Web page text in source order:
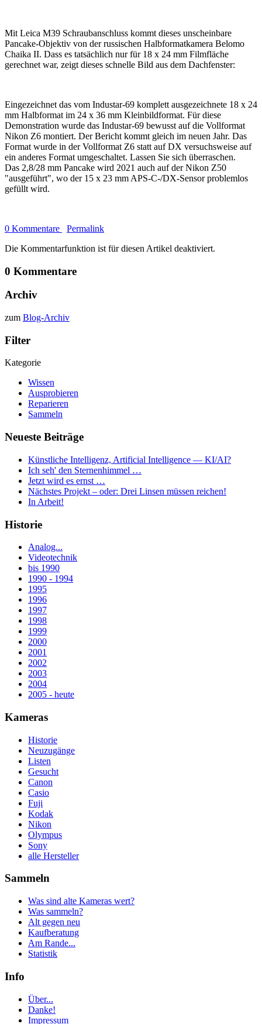
Mit Leica M39 Schraubanschluss kommt dieses unscheinbare
Pancake-Objektiv von der russischen Halbformatkamera Belomo
Chaika II. Dass es tatsächlich nur für 18 x 24 mm Filmfläche
gerechnet war, zeigt dieses schnelle Bild aus dem Dachfenster:
Eingezeichnet das vom Industar-69 komplett ausgezeichnete 18 x 24
mm Halbformat im 24 x 36 mm Kleinbildformat. Für diese
Demonstration wurde das Industar-69 bewusst auf die Vollformat
Nikon Z6 montiert. Der Bericht kommt gleich im neuen Jahr. Das
Format wurde in der Vollformat Z6 statt auf DX versuchsweise auf
ein anderes Format umgeschaltet. Lassen Sie sich überraschen.
Das 2,8/28 mm Pancake wird 2021 auch auf der Nikon Z50
"ausgeführt", wo der 15 x 23 mm APS-C-/DX-Sensor problemlos
gefüllt wird.
0 Kommentare
Permalink
Die Kommentarfunktion ist für diesen Artikel deaktiviert.
0 Kommentare
Archiv
zum Blog-Archiv
Filter
Kategorie
Wissen
Ausprobieren
Reparieren
Sammeln
Neueste Beiträge
Künstliche Intelligenz, Artificial Intelligence — KI/AI?
Ich seh' den Sternenhimmel …
Jetzt wird es ernst …
Nächstes Projekt – oder: Drei Linsen müssen reichen!
In Arbeit!
Historie
Analog...
Videotechnik
bis 1990
1990 - 1994
1995
1996
1997
1998
1999
2000
2001
2002
2003
2004
2005 - heute
Kameras
Historie
Neuzugänge
Listen
Gesucht
Canon
Casio
Fuji
Kodak
Nikon
Olympus
Sony
alle Hersteller
Sammeln
Was sind alte Kameras wert?
Was sammeln?
Alt gegen neu
Kaufberatung
Am Rande...
Statistik
Info
Über...
Danke!
Impressum